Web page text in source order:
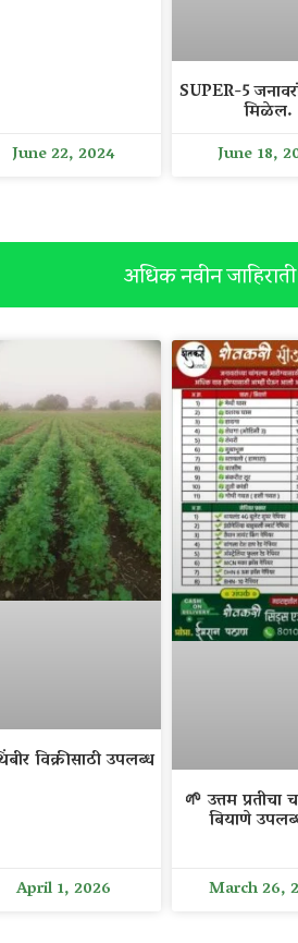
June 22, 2024
SUPER-5
मिळेल.
June 18,
अधिक नवीन
विक्रीसाठी उपलब्ध
April 1, 2026
🌱 उत्तम प्रतीचा
बियाणे
March 26,